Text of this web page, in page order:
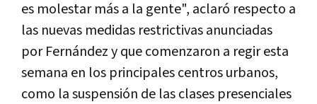
es molestar más a la gente", aclaró respecto a
las nuevas medidas restrictivas anunciadas
por Fernández y que comenzaron a regir esta
semana en los principales centros urbanos,
como la suspensión de las clases presenciales